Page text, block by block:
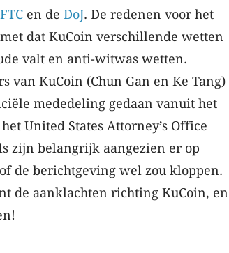
en de DoJ. De redenen voor het
dat KuCoin verschillende wetten
valt en anti-witwas wetten.
van KuCoin (Chun Gan en Ke Tang)
mededeling gedaan vanuit het
United States Attorney’s Office
zijn belangrijk aangezien er op
de berichtgeving wel zou kloppen.
de aanklachten richting KuCoin, en